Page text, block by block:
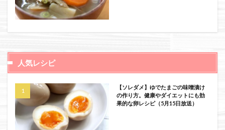
人気レシピ
【ソレダメ】ゆでたまごの味噌漬け
の作り方。健康やダイエットにも効
果的な卵レシピ（5月15日放送）